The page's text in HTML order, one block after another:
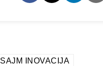
SAJM INOVACIJA